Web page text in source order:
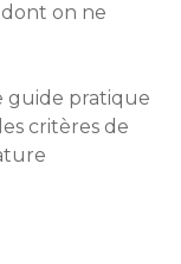
on ne
guide pratique
critères de